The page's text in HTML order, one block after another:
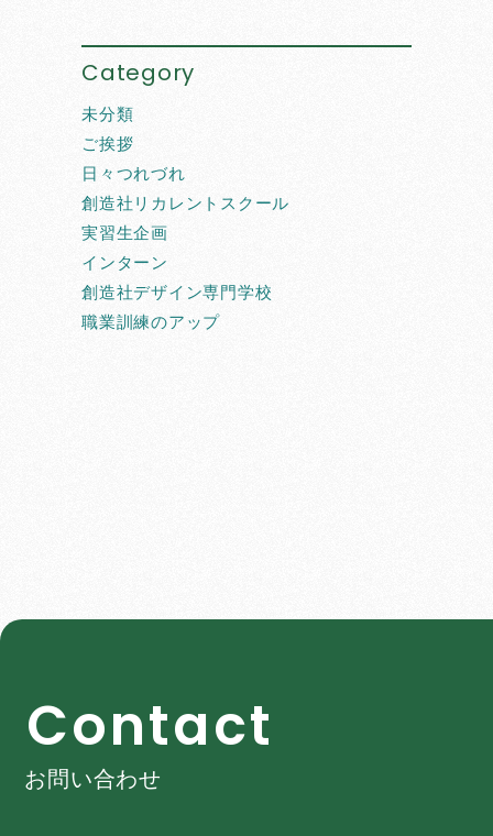
Category
未分類
ご挨拶
日々つれづれ
創造社リカレントスクール
実習生企画
インターン
創造社デザイン専門学校
職業訓練のアップ
Contact
お問い合わせ